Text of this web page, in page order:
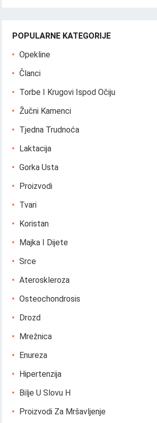
POPULARNE KATEGORIJE
Opekline
Članci
Torbe I Krugovi Ispod Očiju
Žučni Kamenci
Tjedna Trudnoća
Laktacija
Gorka Usta
Proizvodi
Tvari
Koristan
Majka I Dijete
Srce
Ateroskleroza
Osteochondrosis
Drozd
Mrežnica
Enureza
Hipertenzija
Bilje U Slovu H
Proizvodi Za Mršavljenje